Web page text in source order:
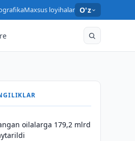
Maxsus loyihalar O'z
oilalarga 179,2 mlrd